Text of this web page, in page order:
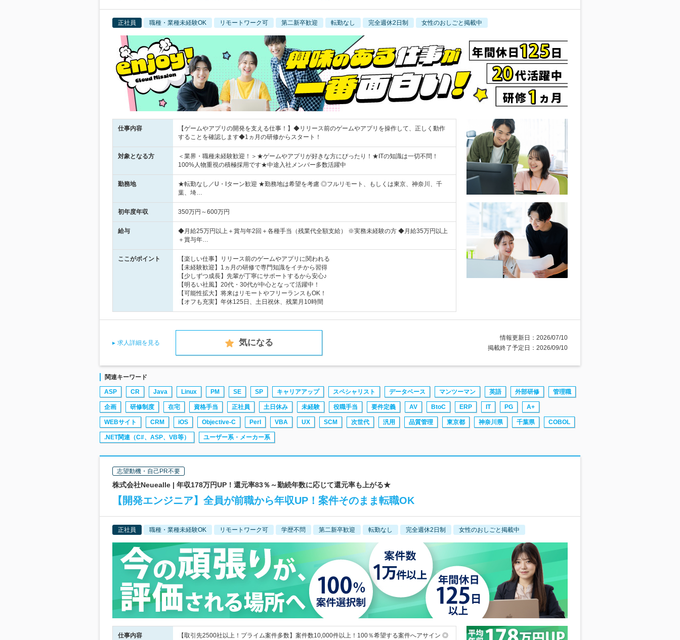
正社員 職種・業種未経験OK リモートワーク可 第二新卒歓迎 転勤なし 完全週休2日制 女性のおしごと掲載中
仕事内容
【ゲームやアプリの開発を支える仕事！】◆リリース前のゲームやアプリを操作して、正しく動作
することを確認します◆1ヵ月の研修からスタート！
対象となる方
＜業界・職種未経験歓迎！＞★ゲームやアプリが好きな方にぴったり！★ITの知識は一切不問！
100%人物重視の積極採用です★中途入社メンバー多数活躍中
勤務地
★転勤なし／U・Iターン歓迎 ★勤務地は希望を考慮 ◎フルリモート、もしくは東京、神奈川、千
葉、埼…
初年度年収 350万円～600万円
給与
◆月給25万円以上＋賞与年2回＋各種手当（残業代全額支給） ※実務未経験の方 ◆月給35万円以上
＋賞与年…
ここがポイント
【楽しい仕事】リリース前のゲームやアプリに関われる
【未経験歓迎】1ヵ月の研修で専門知識をイチから習得
【少しずつ成長】先輩が丁寧にサポートするから安心♪
【明るい社風】20代・30代が中心となって活躍中！
【可能性拡大】将来はリモートやフリーランスもOK！
【オフも充実】年休125日、土日祝休、残業月10時間
求人詳細を見る 気になる
情報更新日：2026/07/10
掲載終了予定日：2026/09/10
関連キーワード
ASP CR Java Linux PM SE SP キャリアアップ スペシャリスト データベース マンツーマン 英語 外部研修 管理職
企画 研修制度 在宅 資格手当 正社員 土日休み 未経験 役職手当 要件定義 AV BtoC ERP IT PG A+
WEBサイト CRM iOS Objective-C Perl VBA UX SCM 次世代 汎用 品質管理 東京都 神奈川県 千葉県 COBOL
.NET関連（C#、ASP、VB等） ユーザー系・メーカー系
志望動機・自己PR不要
株式会社Neuealle | 年収178万円UP！還元率83％～勤続年数に応じて還元率も上がる★
【開発エンジニア】全員が前職から年収UP！案件そのまま転職OK
正社員 職種・業種未経験OK リモートワーク可 学歴不問 第二新卒歓迎 転勤なし 完全週休2日制 女性のおしごと掲載中
仕事内容
【取引先2500社以上！プライム案件多数】案件数10,000件以上！100％希望する案件へアサイン ◎